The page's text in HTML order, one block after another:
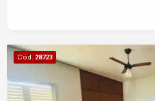
proximidade de comércio,
Não perca a chance de
que oferece qualidade de vida
você e sua família. Venha
Cód. 28723